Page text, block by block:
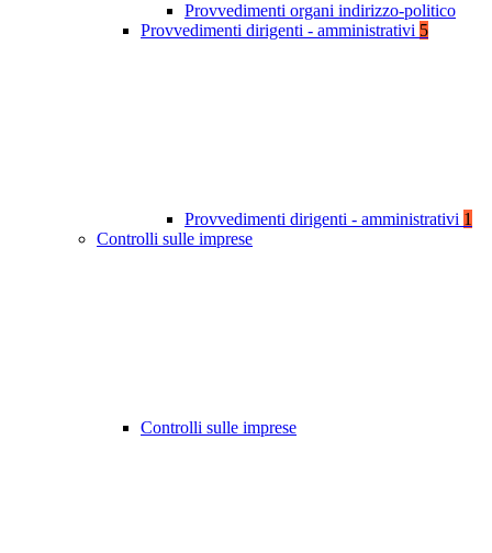
Provvedimenti organi indirizzo-politico
Provvedimenti dirigenti - amministrativi 5
Provvedimenti dirigenti - amministrativi 1
Controlli sulle imprese
Controlli sulle imprese